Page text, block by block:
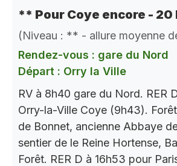
** Pour Coye encore - 20
(Niveau : ** - allure moyenne
Rendez-vous : gare du Nord
Départ : Orry la Ville
RV à 8h40 gare du Nord. RER
Orry-la-Ville Coye (9h43).
de Bonnet, ancienne Abbaye
sentier de le Reine Hortense,
Forêt. RER D à 16h53 pour